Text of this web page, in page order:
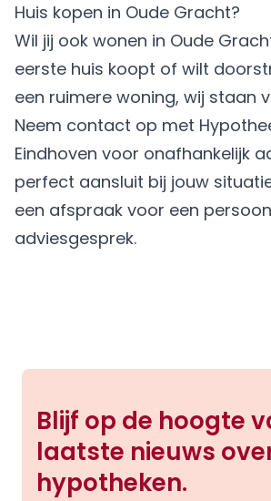
Huis kopen in Oude Gracht?
Wil jij ook wonen in Oude
eerste huis koopt of wilt
een ruimere woning, wij staan
Neem contact op met
Eindhoven voor onafhankelijk
perfect aansluit bij jouw
een afspraak voor een
adviesgesprek.
Blijf op de hoogte
laatste nieuws
hypotheken.